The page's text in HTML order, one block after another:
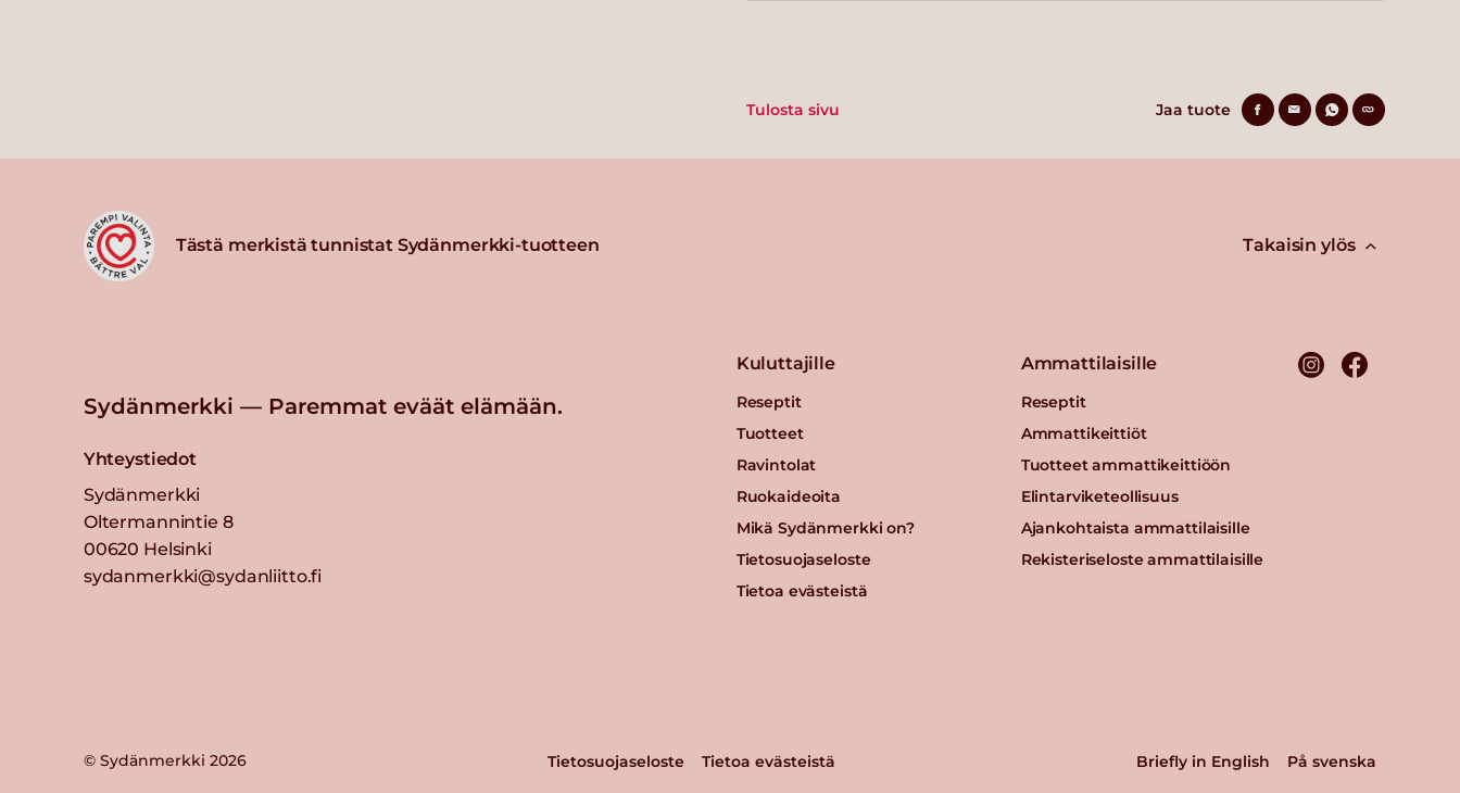
Tulosta sivu Jaa tuote
Tästä merkistä tunnistat Sydänmerkki-tuotteen Takaisin ylös
Sydänmerkki — Paremmat eväät elämään.
Yhteystiedot
Sydänmerkki
Oltermannintie 8
00620 Helsinki
sydanmerkki@sydanliitto.fi
Kuluttajille
Reseptit
Tuotteet
Ravintolat
Ruokaideoita
Mikä Sydänmerkki on?
Tietosuojaseloste
Tietoa evästeistä
Ammattilaisille
Reseptit
Ammattikeittiöt
Tuotteet ammattikeittiöön
Elintarviketeollisuus
Ajankohtaista ammattilaisille
Rekisteriseloste ammattilaisille
© Sydänmerkki 2026 Tietosuojaseloste Tietoa evästeistä Briefly in English På svenska